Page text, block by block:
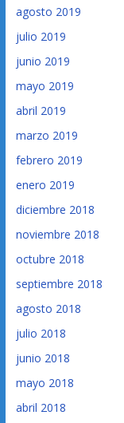
agosto 2019
julio 2019
junio 2019
mayo 2019
abril 2019
marzo 2019
febrero 2019
enero 2019
diciembre 2018
noviembre 2018
octubre 2018
septiembre 2018
agosto 2018
julio 2018
junio 2018
mayo 2018
abril 2018